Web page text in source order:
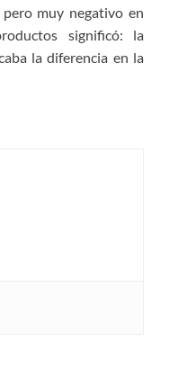
muy negativo en
significó: la
la diferencia en la